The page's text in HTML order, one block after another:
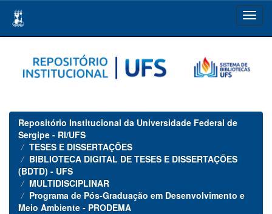
navigation
Repositório Institucional da Universidade Federal de
Sergipe - RI/UFS
TESES E DISSERTAÇÕES
BIBLIOTECA DIGITAL DE TESES E DISSERTAÇÕES
(BDTD) - UFS
MULTIDISCIPLINAR
Programa de Pós-Graduação em Desenvolvimento e
Meio Ambiente - PRODEMA